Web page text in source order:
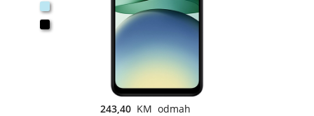
243,40 KM odmah